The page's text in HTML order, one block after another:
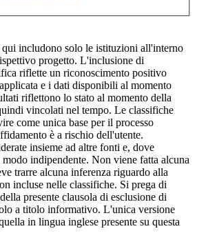
qui includono solo le istituzioni all'interno
progetto. L'inclusione di
riflette un riconoscimento positivo
e i dati disponibili al momento
riflettono lo stato al momento della
vincolati nel tempo. Le classifiche
come unica base per il processo
è a rischio dell'utente.
insieme ad altre fonti e, dove
indipendente. Non viene fatta alcuna
trarre alcuna inferenza riguardo alla
incluse nelle classifiche. Si prega di
presente clausola di esclusione di
a titolo informativo. L'unica versione
in lingua inglese presente su questa